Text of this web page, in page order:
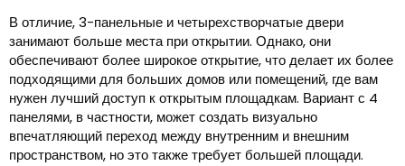
В отличие, 3-панельные и четырехстворчатые двери
занимают больше места при открытии. Однако, они
обеспечивают более широкое открытие, что делает их более
подходящими для больших домов или помещений, где вам
нужен лучший доступ к открытым площадкам. Вариант с 4
панелями, в частности, может создать визуально
впечатляющий переход между внутренним и внешним
пространством, но это также требует большей площади.